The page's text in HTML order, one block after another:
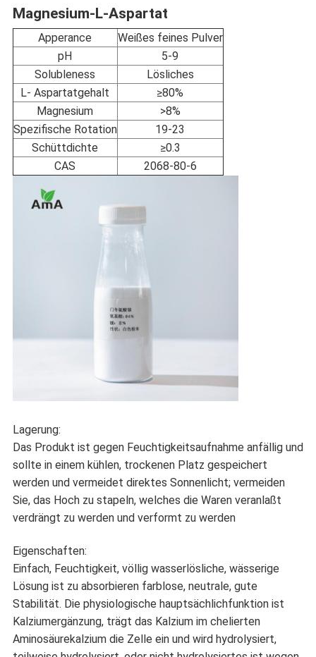
Magnesium-L-Aspartat
Apperance
Weißes feines Pulver
pH
5-9
Solubleness
Lösliches
L- Aspartatgehalt
≥80%
Magnesium
>8%
Spezifische Rotation
19-23
Schüttdichte
≥0.3
CAS
2068-80-6
Lagerung:
Das Produkt ist gegen Feuchtigkeitsaufnahme anfällig und
sollte in einem kühlen, trockenen Platz gespeichert
werden und vermeidet direktes Sonnenlicht; vermeiden
Sie, das Hoch zu stapeln, welches die Waren veranlaßt
verdrängt zu werden und verformt zu werden
Eigenschaften:
Einfach, Feuchtigkeit, völlig wasserlösliche, wässerige
Lösung ist zu absorbieren farblose, neutrale, gute
Stabilität. Die physiologische hauptsächlichfunktion ist
Kalziumergänzung, trägt das Kalzium im chelierten
Aminosäurekalzium die Zelle ein und wird hydrolysiert,